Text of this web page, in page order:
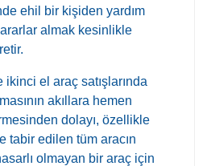
ehil bir kişiden yardım
almak kesinlikle
el araç satışlarında
akıllara hemen
dolayı, özellikle
tabir edilen tüm aracın
olmayan bir araç için